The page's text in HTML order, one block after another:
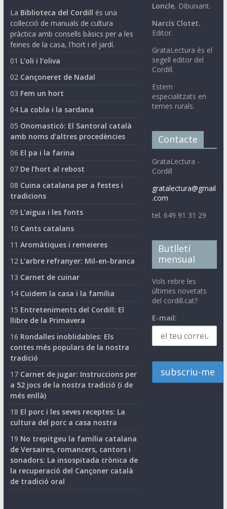
La Biblioteca del Cordill és una
col·lecció de manuals de cultura
pràctica amb consells bàsics per a les
feines de la casa, l'hort i el jardí.
01 L’oli i l’oliva
02 Cançoneret de Nadal
03 Fem un hort
04 La cobla i la sardana
05 Onomasticó: El Santoral català
amb noms d'altres procedències
06 El pa i la farina
07 De l’hort al rebost
08 Cuina catalana per a festes i
tradicions
09 L'aigua i les fonts
10 Cants catalans
11 Aromàtiques i remeieres
12 L'arbre refranyer: Mil-en-branca
13 Carnet de cuinar
14 Cuidem la casa i la família
15 Entreteniments del Cordill: El
llibre de la Primavera
16 Rondalles inoblidables: Els
contes més populars de la nostra
tradició
17 Carnet de jugar: Instruccions per
a 52 jocs de la nostra tradició (i de
més enllà)
18 El porc i les seves receptes: La
cultura del porc a casa nostra
19 No trepitgeu la família catalana
de Versaires, romancers, cantors i
sonadors: La insospitada crònica de
la recuperació del Cançoner català
de tradició oral
Loncle. Dibuixant.
Narcís Clotet.
Editor.
GrataLectura és el
segell editor del
Cordill.
Estem
especialitzats en
temes rurals.
Contacte
GrataLectura -
Cordill
gratalectura@gmail
.com
tel. 649 91 31 29
Butlletí
mensual
Vols rebre les
últimes novetats
del cordill.cat?
E-mail: